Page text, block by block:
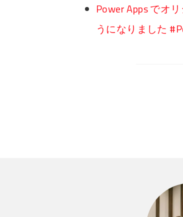
Power Apps でオ
うになりました